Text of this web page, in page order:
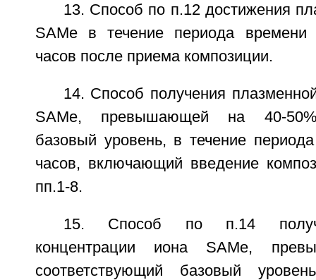
13. Способ по п.12 достижения
SAMe в течение периода времени
часов после приема композиции.
14. Способ получения
SAMe, превышающей на 40-50%
базовый уровень, в течение
часов, включающий введение
пп.1-8.
15. Способ по п.14
концентрации иона SAMe,
соответствующий базовый